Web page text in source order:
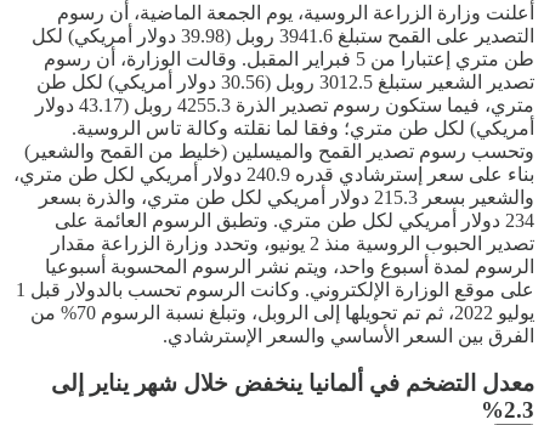
أعلنت وزارة الزراعة الروسية، يوم الجمعة الماضية، أن رسوم
التصدير على القمح ستبلغ 3941.6 روبل (39.98 دولار أمريكي) لكل
طن متري إعتبارا من 5 فبراير المقبل. وقالت الوزارة، أن رسوم
تصدير الشعير ستبلغ 3012.5 روبل (30.56 دولار أمريكي) لكل طن
متري، فيما ستكون رسوم تصدير الذرة 4255.3 روبل (43.17 دولار
أمريكي) لكل طن متري؛ وفقا لما نقلته وكالة تاس الروسية.
وتحسب رسوم تصدير القمح والميسلين (خليط من القمح والشعير)
بناء على سعر إسترشادي قدره 240.9 دولار أمريكي لكل طن متري،
والشعير بسعر 215.3 دولار أمريكي لكل طن متري، والذرة بسعر
234 دولار أمريكي لكل طن متري. وتطبق الرسوم العائمة على
تصدير الحبوب الروسية منذ 2 يونيو، وتحدد وزارة الزراعة مقدار
الرسوم لمدة أسبوع واحد، ويتم نشر الرسوم المحسوبة أسبوعيا
على موقع الوزارة الإلكتروني. وكانت الرسوم تحسب بالدولار قبل 1
يوليو 2022، ثم تم تحويلها إلى الروبل، وتبلغ نسبة الرسوم 70% من
الفرق بين السعر الأساسي والسعر الإسترشادي.
معدل التضخم في ألمانيا ينخفض خلال شهر يناير إلى
2.3%